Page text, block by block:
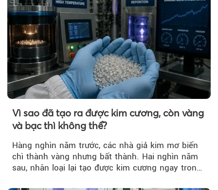
Vì sao đã tạo ra được kim cương, còn vàng
và bạc thì không thể?
Hàng nghìn năm trước, các nhà giả kim mơ biến
chì thành vàng nhưng bất thành. Hai nghìn năm
sau, nhân loại lại tạo được kim cương ngay trong